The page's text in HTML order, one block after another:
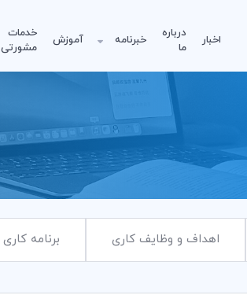
اخبار
درباره
ما
خبرنامه آموزش
خدمات
مشورتی
اهداف و وظایف کاری برنامه کاری